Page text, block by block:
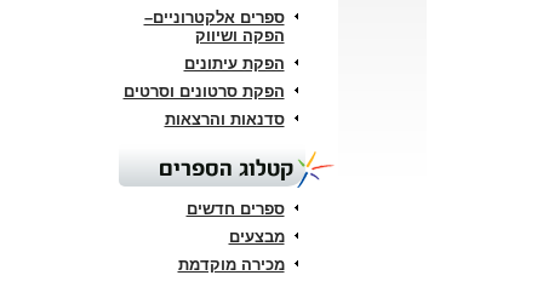
ספרים אלקטרוניים–
הפקה ושיווק
הפקת עיתונים
הפקת סרטונים וסרטים
סדנאות והרצאות
קטלוג הספרים
ספרים חדשים
מבצעים
מכירה מוקדמת